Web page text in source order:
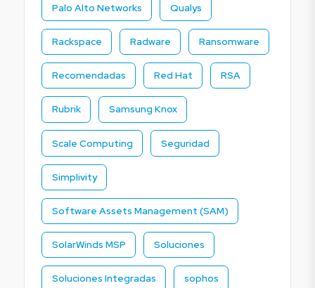
Palo Alto Networks Qualys
Rackspace Radware Ransomware
Recomendadas Red Hat RSA
Rubrik Samsung Knox
Scale Computing Seguridad
Simplivity
Software Assets Management (SAM)
SolarWinds MSP Soluciones
Soluciones Integradas sophos